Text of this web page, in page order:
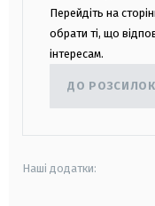
Перейдіть на
обрати ті, що
інтересам.
ДО РОЗСИЛОК
Наші додатки: